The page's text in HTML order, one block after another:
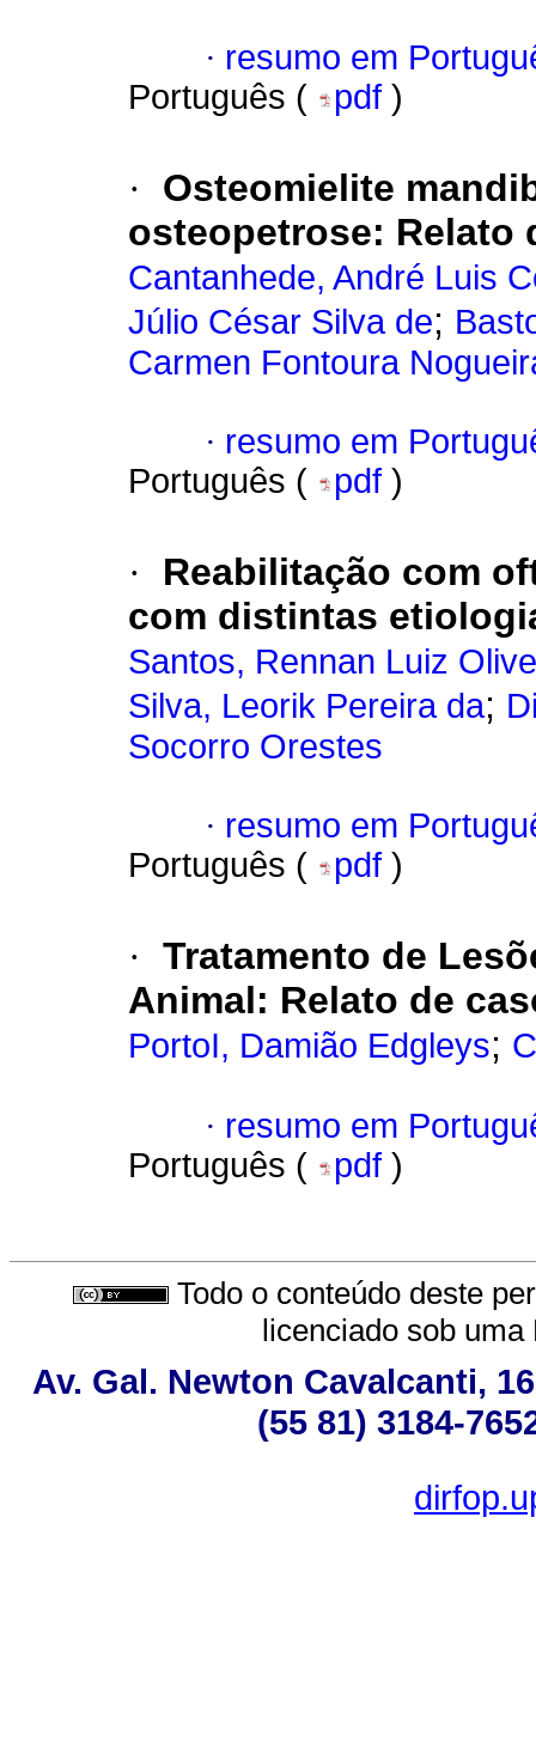
· resumo em
Português (
pdf )
·
Osteomielite
osteopetrose: Relato
Cantanhede, André Luis
Júlio César Silva de;
Carmen Fontoura
· resumo em
Português (
pdf )
·
Reabilitação com
com distintas
Santos, Rennan Luiz
Silva, Leorik Pereira da;
Socorro Orestes
· resumo em
Português (
pdf )
· Tratamento de
Animal: Relato de
PortoI, Damião Edgleys;
· resumo em
Português (
pdf )
Todo o conteúdo deste
licenciado sob uma
Av. Gal. Newton Cavalcanti,
(55 81) 3184-